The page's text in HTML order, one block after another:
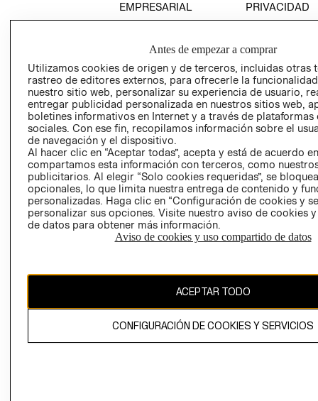
EMPRESARIAL
PRIVACIDAD
AVISO DE
LIBRO DE
Ecuador ($)
CAMBIAR REGIÓN
propiedad de H&M Hennes & Mauritz AB.
Antes de empezar a comprar
Utilizamos cookies de origen y de terceros, incluidas otras
rastreo de editores externos, para ofrecerle la
nuestro sitio web, personalizar su experiencia de usuario,
entregar publicidad personalizada en nuestros sitios web,
boletines informativos en Internet y a través de plataformas
sociales. Con ese fin, recopilamos información sobre el
de navegación y el dispositivo.
Al hacer clic en “Aceptar todas”, acepta y está de acuerdo
compartamos esta información con terceros, como
publicitarios. Al elegir “Solo cookies requeridas”, se
opcionales, lo que limita nuestra entrega de contenido y
personalizadas. Haga clic en “Configuración de cookies y
personalizar sus opciones. Visite nuestro aviso de cookies
de datos para obtener más información.
Aviso de cookies y uso compartido de datos
ACEPTAR TODO
CONFIGURACIÓN DE COOKIES Y SERVICIOS